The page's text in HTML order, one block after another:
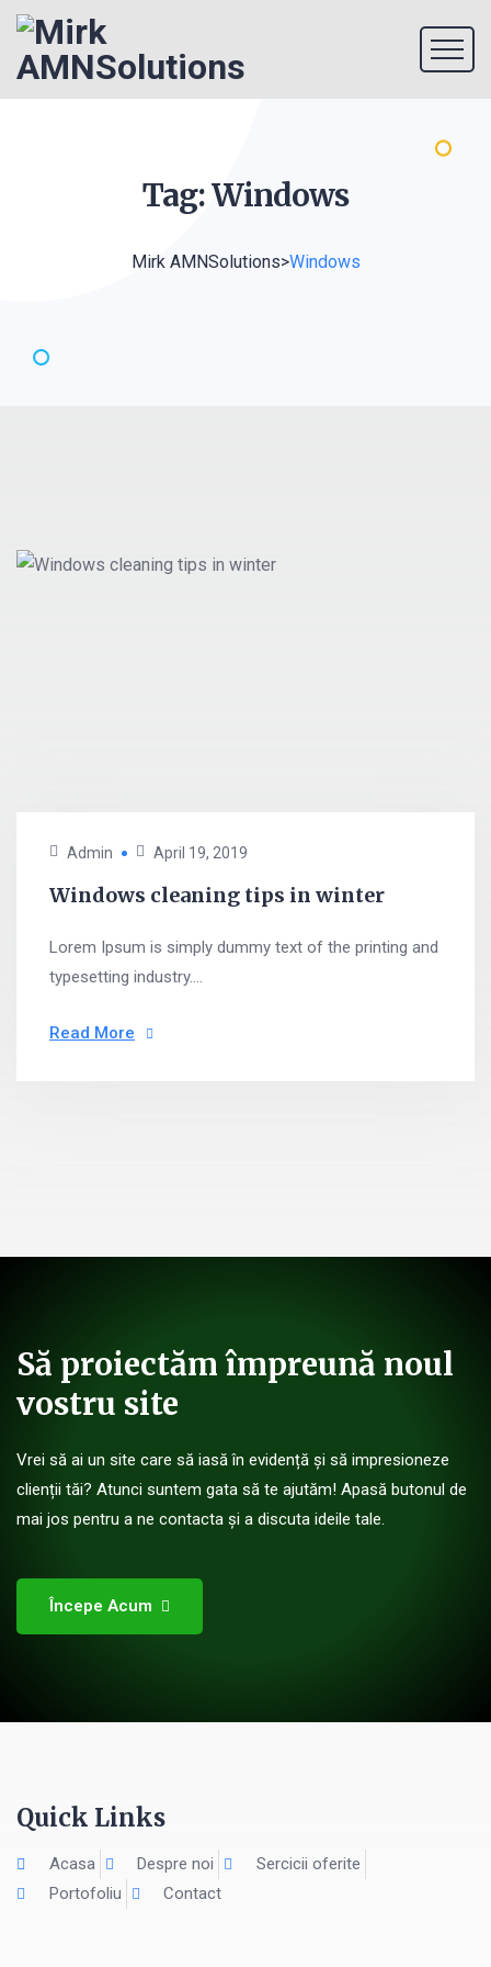
Tag:Windows
Mirk AMNSolutions>Windows
Admin April 19, 2019
Windows cleaning tips in winter
Lorem Ipsum is simply dummy text of the printing and
typesetting industry....
Read More
Să proiectăm împreună noul
vostru site
Vrei să ai un site care să iasă în evidență și să impresioneze
clienții tăi? Atunci suntem gata să te ajutăm! Apasă butonul de
mai jos pentru a ne contacta și a discuta ideile tale.
Începe Acum
Quick Links
Acasa Despre noi
Sercicii oferite
Portofoliu
Contact